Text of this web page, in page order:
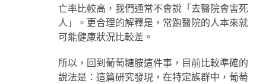
亡率比較高，我們通常不會說「去醫院會害死
人」。更合理的解釋是，常跑醫院的人本來就
可能健康狀況比較差。
所以，回到葡萄糖胺這件事，目前比較準確的
說法是：這篇研究發現，在特定族群中，葡萄